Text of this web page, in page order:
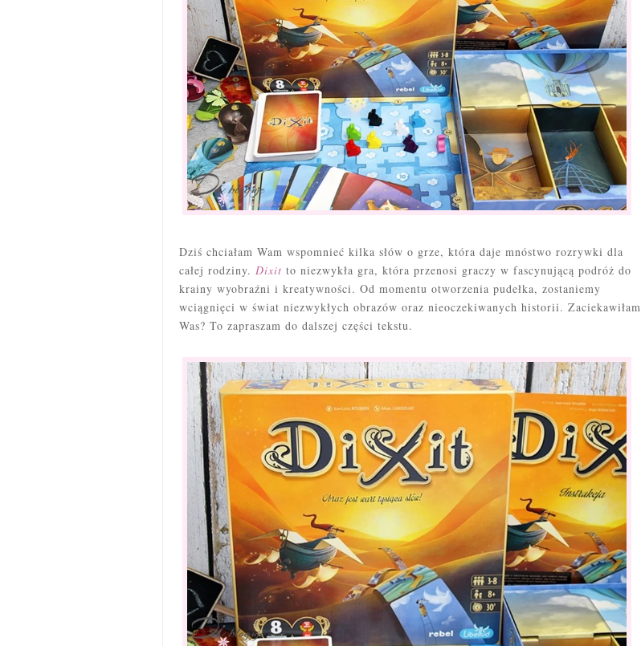
Dziś chciałam Wam wspomnieć kilka słów o grze, która daje mnóstwo rozrywki dla
całej rodziny. Dixit to niezwykła gra, która przenosi graczy w fascynującą podróż do
krainy wyobraźni i kreatywności. Od momentu otworzenia pudełka, zostaniemy
wciągnięci w świat niezwykłych obrazów oraz nieoczekiwanych historii. Zaciekawiłam
Was? To zapraszam do dalszej części tekstu.